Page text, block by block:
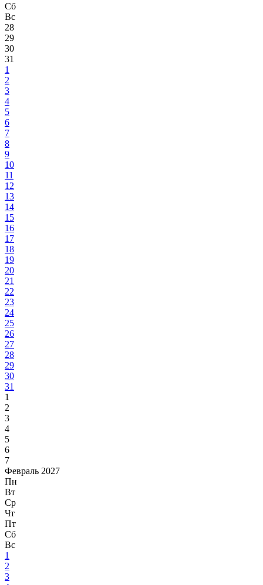
Сб
Вс
28
29
30
31
1
2
3
4
5
6
7
8
9
10
11
12
13
14
15
16
17
18
19
20
21
22
23
24
25
26
27
28
29
30
31
1
2
3
4
5
6
7
Февраль 2027
Пн
Вт
Ср
Чт
Пт
Сб
Вс
1
2
3